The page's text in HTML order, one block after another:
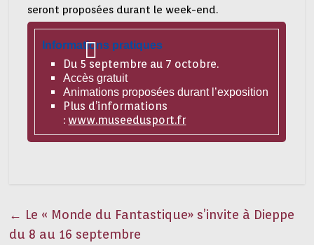
seront proposées durant le week-end.
Informations pratiques
Du 5 septembre au 7 octobre.
Accès gratuit
Animations proposées durant l’exposition
Plus d’informations
:www.museedusport.fr
← Le « Monde du Fantastique» s’invite à Dieppe
du 8 au 16 septembre